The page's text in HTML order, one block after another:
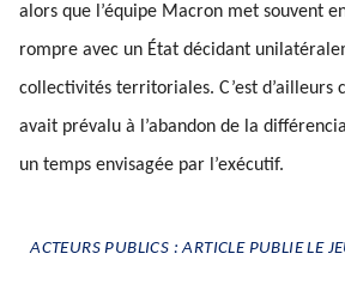
alors que l’équipe Macron met souvent
rompre avec un État décidant
collectivités territoriales. C’est d’ailleurs
avait prévalu à l’abandon de la
un temps envisagée par l’exécutif.
ACTEURS PUBLICS : ARTICLE PUBLIE LE